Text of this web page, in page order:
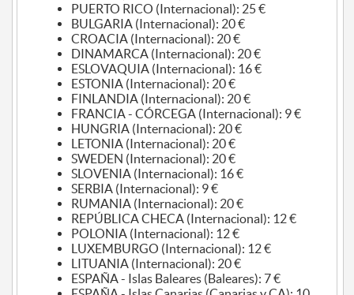
PUERTO RICO (Internacional): 25 €
BULGARIA (Internacional): 20 €
CROACIA (Internacional): 20 €
DINAMARCA (Internacional): 20 €
ESLOVAQUIA (Internacional): 16 €
ESTONIA (Internacional): 20 €
FINLANDIA (Internacional): 20 €
FRANCIA - CÓRCEGA (Internacional): 9 €
HUNGRIA (Internacional): 20 €
LETONIA (Internacional): 20 €
SWEDEN (Internacional): 20 €
SLOVENIA (Internacional): 16 €
SERBIA (Internacional): 9 €
RUMANIA (Internacional): 20 €
REPÚBLICA CHECA (Internacional): 12 €
POLONIA (Internacional): 12 €
LUXEMBURGO (Internacional): 12 €
LITUANIA (Internacional): 20 €
ESPAÑA - Islas Baleares (Baleares): 7 €